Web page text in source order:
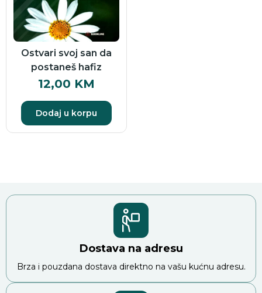
Ostvari svoj san da
postaneš hafiz
12,00 KM
Dodaj u korpu
Dostava na adresu
Brza i pouzdana dostava direktno na vašu kućnu adresu.